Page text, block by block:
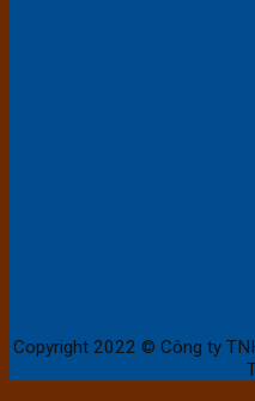
Copyright 2022 © Công ty